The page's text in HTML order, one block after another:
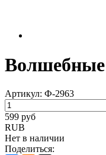
Артикул: Ф-2963
599 руб
RUB
Нет в наличии
Поделиться: